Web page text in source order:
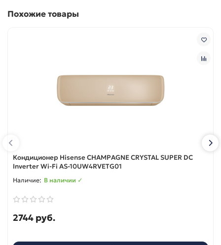
Похожие товары
Кондиционер Hisense CHAMPAGNE CRYSTAL SUPER DC
Inverter Wi-Fi AS-10UW4RVETG01
В наличии ✓
2744 руб.